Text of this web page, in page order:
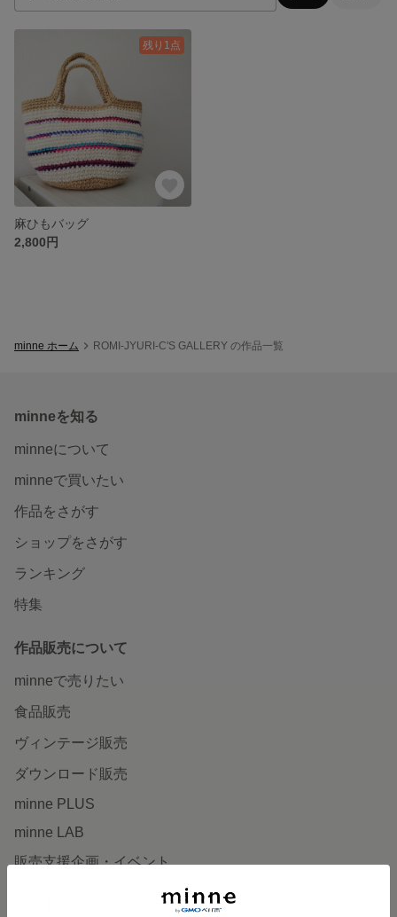
残り1点
麻ひもバッグ
2,800円
minne ホーム ROMI-JYURI-C'S GALLERY の作品一覧
minneを知る
minneについて
minneで買いたい
作品をさがす
ショップをさがす
ランキング
特集
作品販売について
minneで売りたい
食品販売
ヴィンテージ販売
ダウンロード販売
minne PLUS
minne LAB
販売支援企画・イベント